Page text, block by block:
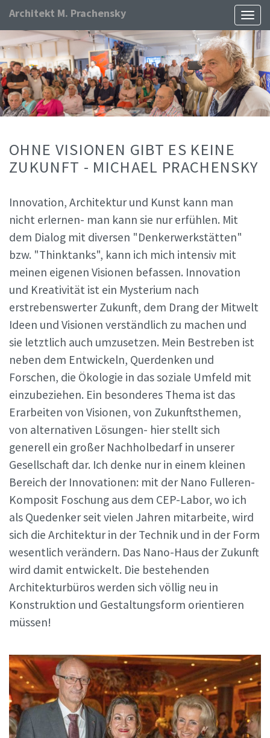
ein-/
Architekt M. Prachensky
OHNE VISIONEN GIBT ES KEINE
ZUKUNFT - MICHAEL PRACHENSKY
Innovation, Architektur und Kunst kann man
nicht erlernen- man kann sie nur erfühlen. Mit
dem Dialog mit diversen "Denkerwerkstätten"
bzw. "Thinktanks", kann ich mich intensiv mit
meinen eigenen Visionen befassen. Innovation
und Kreativität ist ein Mysterium nach
erstrebenswerter Zukunft, dem Drang der Mitwelt
Ideen und Visionen verständlich zu machen und
sie letztlich auch umzusetzen. Mein Bestreben ist
neben dem Entwickeln, Querdenken und
Forschen, die Ökologie in das soziale Umfeld mit
einzubeziehen. Ein besonderes Thema ist das
Erarbeiten von Visionen, von Zukunftsthemen,
von alternativen Lösungen- hier stellt sich
generell ein großer Nachholbedarf in unserer
Gesellschaft dar. Ich denke nur in einem kleinen
Bereich der Innovationen: mit der Nano Fulleren-
Komposit Foschung aus dem CEP-Labor, wo ich
als Quedenker seit vielen Jahren mitarbeite, wird
sich die Architektur in der Technik und in der Form
wesentlich verändern. Das Nano-Haus der Zukunft
wird damit entwickelt. Die bestehenden
Architekturbüros werden sich völlig neu in
Konstruktion und Gestaltungsform orientieren
müssen!